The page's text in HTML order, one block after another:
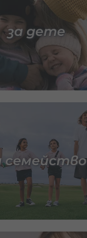
за дете
семейство